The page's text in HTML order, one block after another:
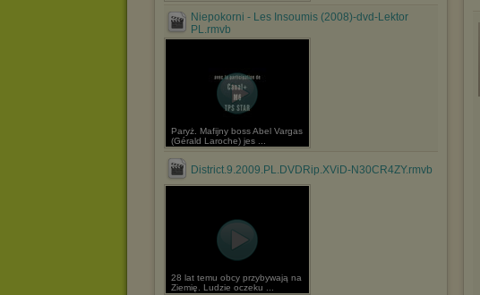
prosimy o
będzie
Istnieje
sposób
Pełną
Niepokorni - Les Insoumis (2008)-dvd-Lektor
PL.rmvb
Paryż. Mafijny boss Abel Vargas
(Gérald Laroche) jes ...
District.9.2009.PL.DVDRip.XViD-N30CR4ZY.rmvb
28 lat temu obcy przybywają na
Ziemię. Ludzie oczeku ...